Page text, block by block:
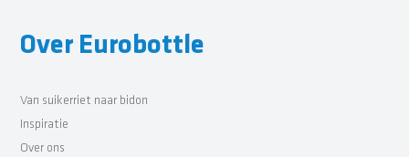
Over Eurobottle
Van suikerriet naar bidon
Inspiratie
Over ons